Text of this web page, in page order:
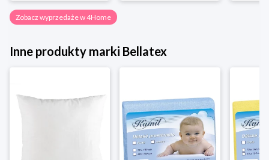
Zobacz wyprzedaże w 4Home
Inne produkty marki Bellatex